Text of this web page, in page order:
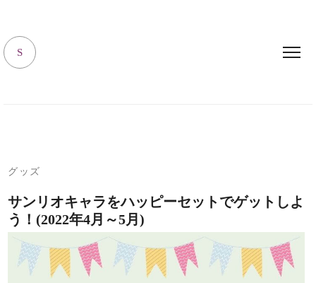
S
グッズ
サンリオキャラをハッピーセットでゲットしよ
う！(2022年4月～5月)